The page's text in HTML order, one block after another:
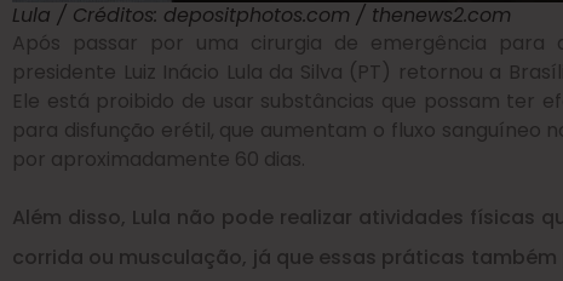
Lula / Créditos: depositphotos.com / thenews2.com
Após passar por uma cirurgia de emergência para
presidente Luiz Inácio Lula da Silva (PT) retornou a
Ele está proibido de usar substâncias que possam ter
para disfunção erétil, que aumentam o fluxo sanguíneo
por aproximadamente 60 dias.
Além disso, Lula não pode realizar atividades físicas
corrida ou musculação, já que essas práticas